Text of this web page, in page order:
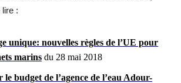
:
unique: nouvelles règles de l’UE pour
marins du 28 mai 2018
le budget de l’agence de l’eau Adour-